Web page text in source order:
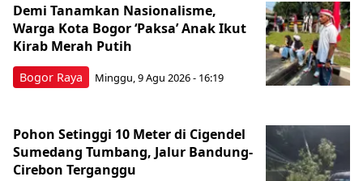
Bogor Raya
Demi Tanamkan Nasionalisme,
Warga Kota Bogor ‘Paksa’ Anak Ikut
Kirab Merah Putih
Minggu, 9 Agu 2026 - 16:19
Pohon Setinggi 10 Meter di Cigendel
Sumedang Tumbang, Jalur Bandung-
Cirebon Terganggu